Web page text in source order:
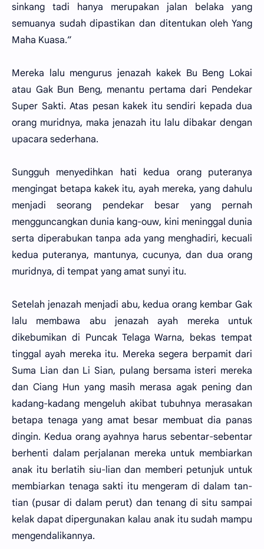
sinkang tadi hanya merupakan jalan belaka yang
semuanya sudah dipastikan dan ditentukan oleh Yang
Maha Kuasa.”
Mereka lalu mengurus jenazah kakek Bu Beng Lokai
atau Gak Bun Beng, menantu pertama dari Pendekar
Super Sakti. Atas pesan kakek itu sendiri kepada dua
orang muridnya, maka jenazah itu lalu dibakar dengan
upacara sederhana.
Sungguh menyedihkan hati kedua orang puteranya
mengingat betapa kakek itu, ayah mereka, yang dahulu
menjadi seorang pendekar besar yang pernah
mengguncangkan dunia kang-ouw, kini meninggal dunia
serta diperabukan tanpa ada yang menghadiri, kecuali
kedua puteranya, mantunya, cucunya, dan dua orang
muridnya, di tempat yang amat sunyi itu.
Setelah jenazah menjadi abu, kedua orang kembar Gak
lalu membawa abu jenazah ayah mereka untuk
dikebumikan di Puncak Telaga Warna, bekas tempat
tinggal ayah mereka itu. Mereka segera berpamit dari
Suma Lian dan Li Sian, pulang bersama isteri mereka
dan Ciang Hun yang masih merasa agak pening dan
kadang-kadang mengeluh akibat tubuhnya merasakan
betapa tenaga yang amat besar membuat dia panas
dingin. Kedua orang ayahnya harus sebentar-sebentar
berhenti dalam perjalanan mereka untuk membiarkan
anak itu berlatih siu-lian dan memberi petunjuk untuk
membiarkan tenaga sakti itu mengeram di dalam tan-
tian (pusar di dalam perut) dan tenang di situ sampai
kelak dapat dipergunakan kalau anak itu sudah mampu
mengendalikannya.